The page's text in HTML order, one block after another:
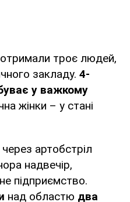
троє людей,
закладу. 4-
у важкому
жінки – у стані
артобстріл
надвечір,
підприємство.
над областю два